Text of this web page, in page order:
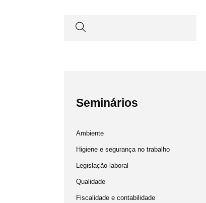
Seminários
Ambiente
Higiene e segurança no trabalho
Legislação laboral
Qualidade
Fiscalidade e contabilidade